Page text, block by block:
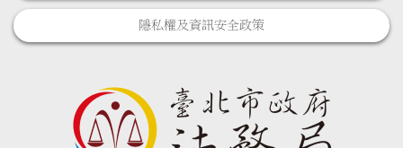
隱私權及資訊安全政策